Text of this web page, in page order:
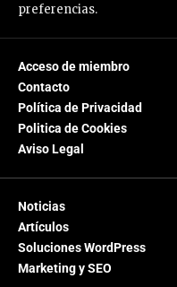
preferencias.
Acceso de miembro
Contacto
Política de Privacidad
Politica de Cookies
Aviso Legal
Noticias
Artículos
Soluciones WordPress
Marketing y SEO